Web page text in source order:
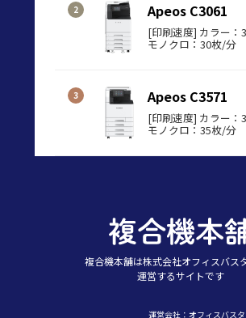
Apeos C3061
[印刷速度] カラー：
モノクロ：30枚/分
Apeos C3571
[印刷速度] カラー：
モノクロ：35枚/分
複合機本舗は株式会社オフィスバス
運営するサイトです
運営会社：オフィスバス